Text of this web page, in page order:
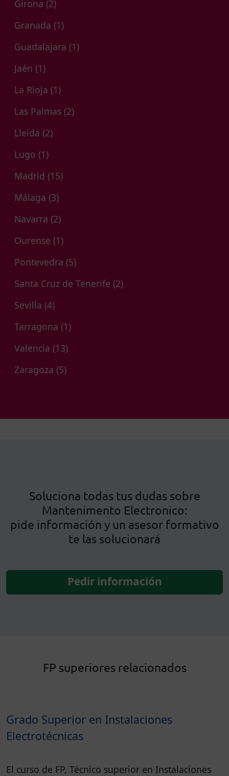
Girona (2)
Granada (1)
Guadalajara (1)
Jaén (1)
La Rioja (1)
Las Palmas (2)
Lleida (2)
Lugo (1)
Madrid (15)
Málaga (3)
Navarra (2)
Ourense (1)
Pontevedra (5)
Santa Cruz de Tenerife (2)
Sevilla (4)
Tarragona (1)
Valencia (13)
Zaragoza (5)
Soluciona todas tus dudas sobre
Mantenimento Electronico:
pide información y un asesor formativo
te las solucionará
Pedir información
FP superiores relacionados
Grado Superior en Instalaciones
Electrotécnicas
El curso de FP, Técnico superior en Instalaciones